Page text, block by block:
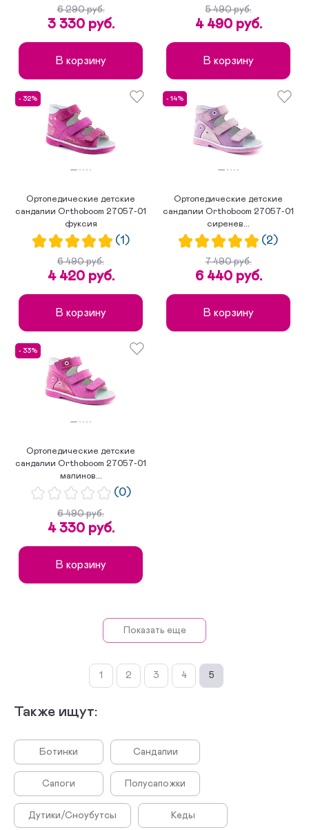
6 290 руб.
3 330 руб.
В корзину
5 490 руб.
4 490 руб.
В корзину
- 32%
Ортопедические детские
сандалии Orthoboom 27057-01
фуксия
(1)
6 490 руб.
4 420 руб.
В корзину
- 14%
Ортопедические детские
сандалии Orthoboom 27057-01
сиренев...
(2)
7 490 руб.
6 440 руб.
В корзину
- 33%
Ортопедические детские
сандалии Orthoboom 27057-01
малинов...
(0)
6 490 руб.
4 330 руб.
В корзину
Показать еще
1 2 3 4 5
Также ищут:
Ботинки Сандалии
Сапоги Полусапожки
Дутики/Сноубутсы Кеды